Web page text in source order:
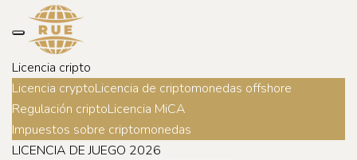
Licencia cripto
Licencia cryptoLicencia de criptomonedas offshore
Regulación criptoLicencia MiCA
Impuestos sobre criptomonedas
LICENCIA DE JUEGO 2026